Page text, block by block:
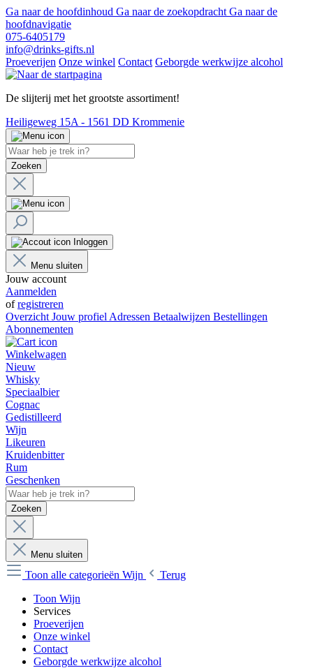
Ga naar de hoofdinhoud Ga naar de zoekopdracht Ga naar de
hoofdnavigatie
075-6405179
info@drinks-gifts.nl
Proeverijen Onze winkel Contact Geborgde werkwijze alcohol
De slijterij met het grootste assortiment!
Heiligeweg 15A - 1561 DD Krommenie
Zoeken
Inloggen
Menu sluiten
Jouw account
Aanmelden
ofregistreren
Overzicht Jouw profiel Adressen Betaalwijzen Bestellingen
Abonnementen
Winkelwagen
Nieuw
Whisky
Speciaalbier
Cognac
Gedistilleerd
Wijn
Likeuren
Kruidenbitter
Rum
Geschenken
Zoeken
Menu sluiten
Toon alle categorieën Wijn
Terug
Toon Wijn
Services
Proeverijen
Onze winkel
Contact
Geborgde werkwijze alcohol